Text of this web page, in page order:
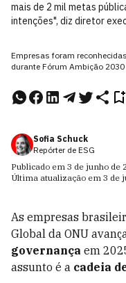
mais de 2 mil metas
intenções", diz diretor
Empresas foram
durante Fórum Ambição
Sofia Schuck
Repórter de ESG
Publicado em 3 de junho de
Última atualização em 3 de
As empresas
Global da ONU
governança em
assunto é a cadeia